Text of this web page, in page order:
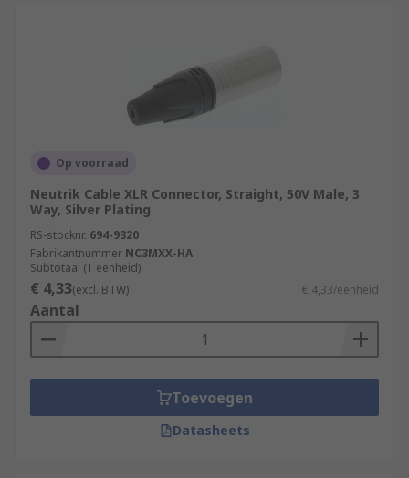
Op voorraad
Neutrik Cable XLR Connector, Straight, 50V Male, 3
Way, Silver Plating
RS-stocknr. 694-9320
Fabrikantnummer NC3MXX-HA
Subtotaal (1 eenheid)
€ 4,33(excl. BTW) € 4,33/eenheid
Aantal
Toevoegen
Datasheets